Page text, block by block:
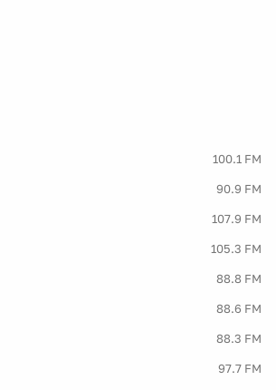
100.1 FM
90.9 FM
107.9 FM
105.3 FM
88.8 FM
88.6 FM
88.3 FM
97.7 FM